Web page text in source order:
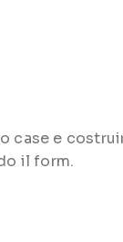
case e
il form.